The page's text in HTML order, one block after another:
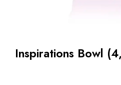
Inspirations Bowl